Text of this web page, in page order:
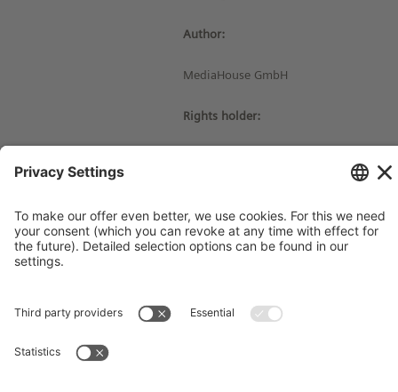
Author:
MediaHouse GmbH
Rights holder:
Imprint
Privacy Policy